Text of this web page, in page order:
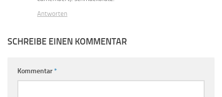
Antworten
SCHREIBE EINEN KOMMENTAR
Kommentar*